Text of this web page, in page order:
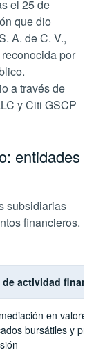
el 25 de
que dio
A. de C. V.,
por
a través de
y Citi GSCP
entidades
subsidiarias
financieros.
de actividad
en valores,
bursátiles y